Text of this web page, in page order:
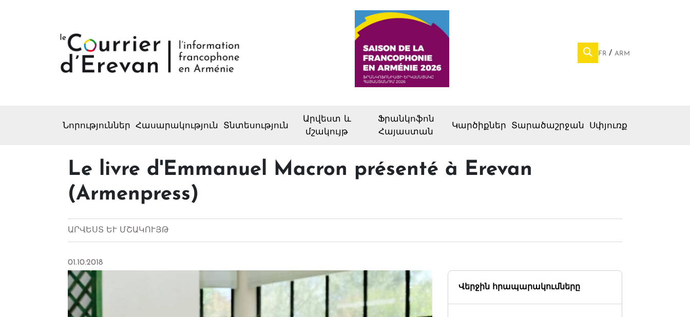
FR ARM
Նորություններ Հասարակություն Տնտեսություն
Արվեստ և
մշակույթ
Ֆրանկոֆոն
Հայաստան
Կարծիքներ Տարածաշրջան Սփյուռք
Le livre d'Emmanuel Macron présenté à Erevan
(Armenpress)
ԱՐՎԵՍՏ ԵՒ ՄՇԱԿՈՒՅԹ
01.10.2018
Վերջին հրապարակումները